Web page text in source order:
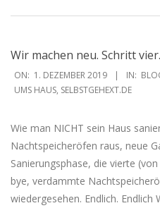
Wir machen neu. Schritt vier.
2019-
12-
ON: 1. DEZEMBER 2019 IN:
UMS HAUS, SELBSTGEHEXT.DE
Wie man NICHT sein Haus
Nachtspeicheröfen raus, neue
Sanierungsphase, die vierte
bye, verdammte
wiedergesehen. Endlich. Endlich